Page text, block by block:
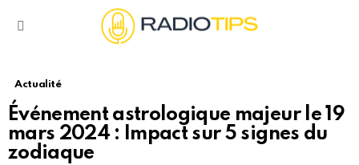
Actualité
Événement astrologique majeur le 19
mars 2024 : Impact sur 5 signes du
zodiaque